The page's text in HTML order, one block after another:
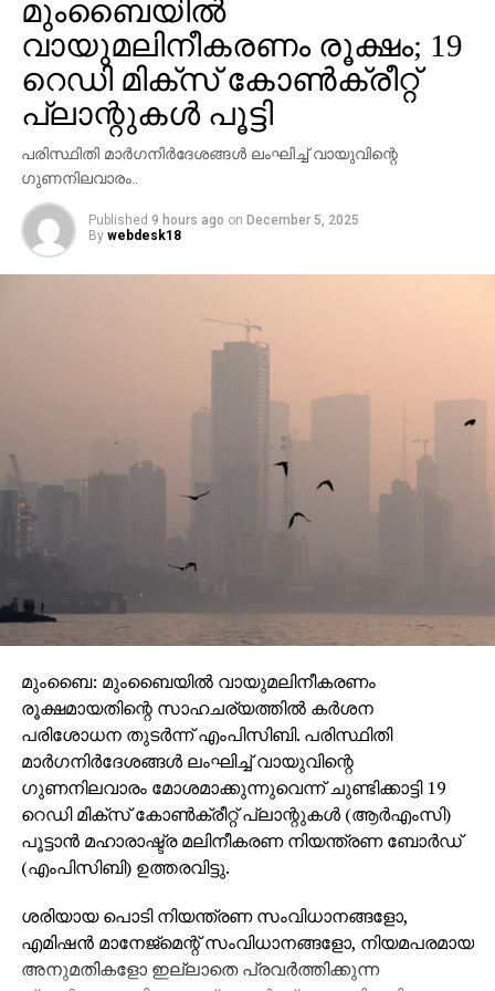
സംഭവത്തെ തുടര്‍ന്ന് ഗതാഗതത്തിന്
നിയന്ത്രണമേര്‍പ്പെടുത്തിയിട്ടുണ്ട്. വാഹനങ്ങള്‍ തീരദേശ
പാതവഴി തിരിച്ചുവിടുന്നുണ്ട്. സംഭത്തില്‍ അന്വേഷണം
വേണമെന്ന് സംസ്ഥാന പൊതുമരാമത്ത് മന്ത്രി മുഹമ്മദ്
റിയാസ് ആവശ്യപ്പെട്ടു.
വായുമലിനീകരണം രൂക്ഷം; 19
റെഡി മിക്‌സ് കോണ്‍ക്രീറ്റ്
പ്ലാന്റുകള്‍ പൂട്ടി
പരിസ്ഥിതി മാര്‍ഗനിര്‍ദേശങ്ങള്‍ ലംഘിച്ച് വായുവിന്റെ
ഗുണനിലവാരം..
Published 9 hours ago on December 5, 2025
By webdesk18
മുംബൈ: മുംബൈയില്‍ വായുമലിനീകരണം
രൂക്ഷമായതിന്റെ സാഹചര്യത്തില്‍ കര്‍ശന
പരിശോധന തുടര്‍ന്ന് എംപിസിബി. പരിസ്ഥിതി
മാര്‍ഗനിര്‍ദേശങ്ങള്‍ ലംഘിച്ച് വായുവിന്റെ
ഗുണനിലവാരം മോശമാക്കുന്നുവെന്ന് ചുണ്ടിക്കാട്ടി 19
റെഡി മിക്‌സ് കോണ്‍ക്രീറ്റ് പ്ലാന്റുകള്‍ (ആര്‍എംസി)
പൂട്ടാന്‍ മഹാരാഷ്ട്ര മലിനീകരണ നിയന്ത്രണ ബോര്‍ഡ്
(എംപിസിബി) ഉത്തരവിട്ടു.
ശരിയായ പൊടി നിയന്ത്രണ സംവിധാനങ്ങളോ,
എമിഷന്‍ മാനേജ്മെന്റ് സംവിധാനങ്ങളോ, നിയമപരമായ
അനുമതികളോ ഇല്ലാതെ പ്രവര്‍ത്തിക്കുന്ന